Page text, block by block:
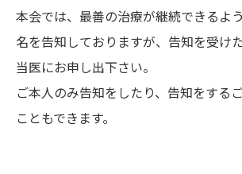
本会では、最善の治療が継続できるよ
名を告知しておりますが、告知を受け
当医にお申し出下さい。
ご本人のみ告知をしたり、告知をする
こともできます。